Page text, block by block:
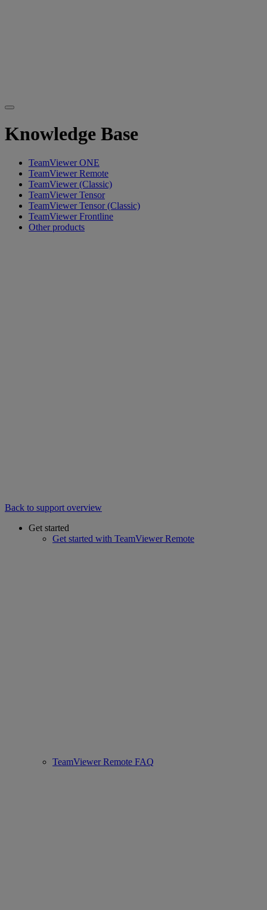
Knowledge Base
TeamViewer ONE
TeamViewer Remote
TeamViewer (Classic)
TeamViewer Tensor
TeamViewer Tensor (Classic)
TeamViewer Frontline
Other products
Back to support overview
Get started
Get started with TeamViewer Remote
TeamViewer Remote FAQ